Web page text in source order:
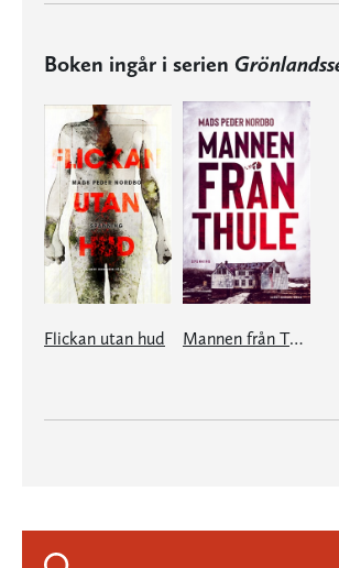
Boken ingår i serien
Flickan utan hud Mannen från Thule